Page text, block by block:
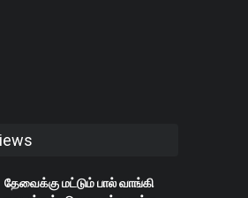
தேவைக்கு மட்டும் பால் வாங்கி